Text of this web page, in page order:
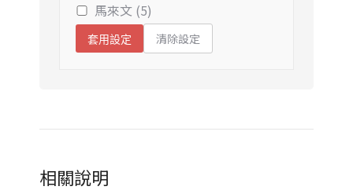
馬來文 (5)
套用設定 清除設定
相關說明